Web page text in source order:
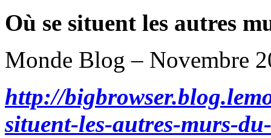
Où se situent les autres
Monde Blog – Novembre
http://
situent-les-autres-murs-